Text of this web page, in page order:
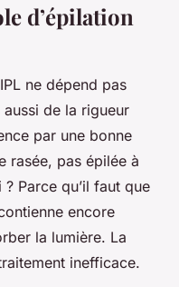
d’épilation
ne dépend pas
aussi de la rigueur
par une bonne
rasée, pas épilée à
Parce qu’il faut que
encore
la lumière. La
inefficace.